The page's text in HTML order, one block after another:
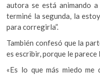
autora se está animando
terminé la segunda, la
para corregirla”.
También confesó que la
es escribir, porque le
«Es lo que más miedo